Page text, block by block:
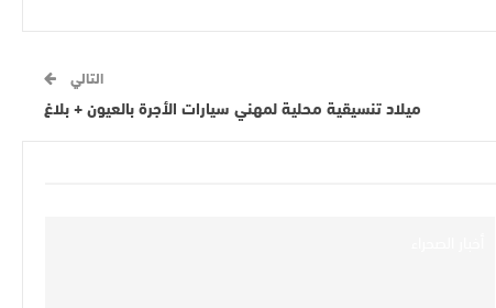
التالي
ميلاد تنسيقية محلية لمهني سيارات الأجرة بالعيون + بلاغ